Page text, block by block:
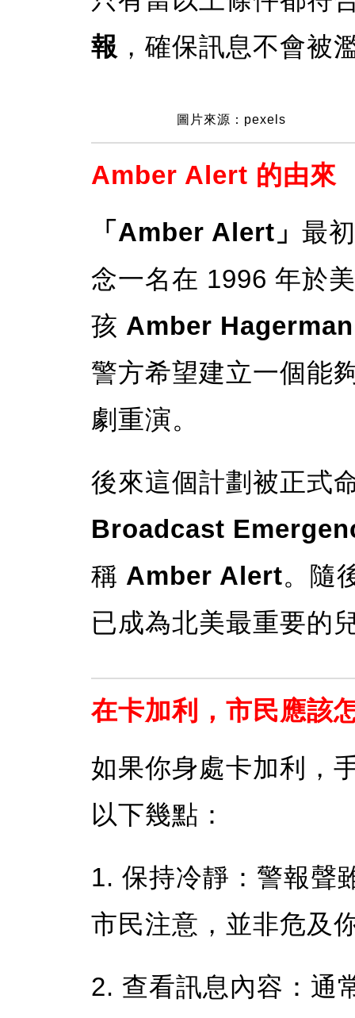
報 ，確保訊息不會被
圖片來源：pexels
Amber Alert 的由來
「Amber Alert」 最
念一名在 1996 年於
孩 Amber Hagerman
警方希望建立一個能
劇重演。
後來這個計劃被正式
Broadcast
稱 Amber Alert。隨
已成為北美最重要的
在卡加利，市民應該
如果你身處卡加利，
以下幾點：
1. 保持冷靜： 警報聲
市民注意，並非危及
2. 查看訊息內容： 通